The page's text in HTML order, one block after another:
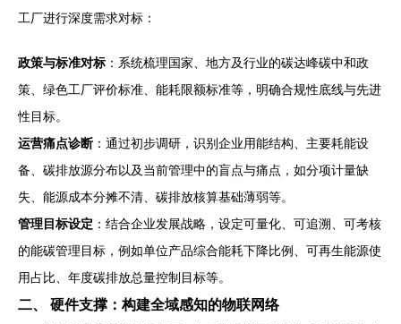
工厂进行深度需求对标：
政策与标准对标 ：系统梳理国家、地方及行业的碳达峰碳中和政
策、绿色工厂评价标准、能耗限额标准等，明确合规性底线与先进
性目标。
运营痛点诊断 ：通过初步调研，识别企业用能结构、主要耗能设
备、碳排放源分布以及当前管理中的盲点与痛点，如分项计量缺
失、能源成本分摊不清、碳排放核算基础薄弱等。
管理目标设定 ：结合企业发展战略，设定可量化、可追溯、可考核
的能碳管理目标，例如单位产品综合能耗下降比例、可再生能源使
用占比、年度碳排放总量控制目标等。
二、 硬件支撑：构建全域感知的物联网络